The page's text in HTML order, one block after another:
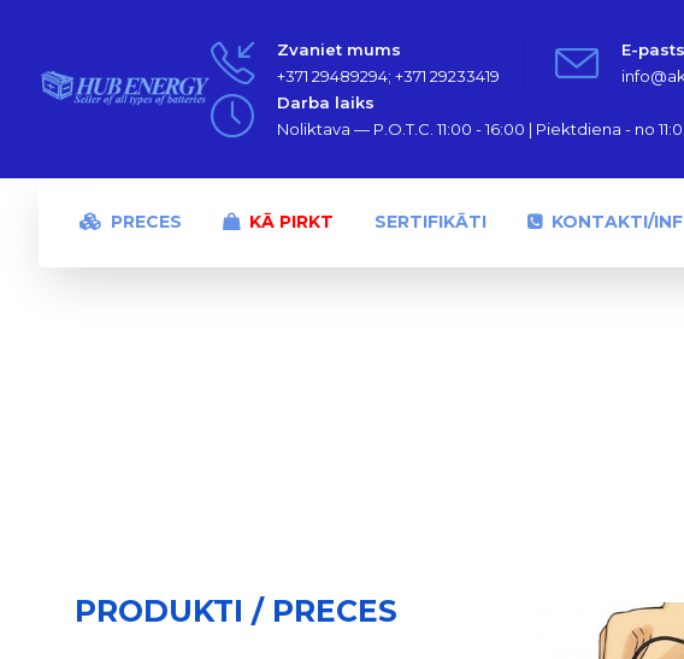
Zvaniet mums
+371 29489294; +371 29233419
E-pasts
Darba laiks
Noliktava — P.O.T.C. 11:00 - 16:00 | Piektdiena - no
PRECES KĀ PIRKT SERTIFIKĀTI KONTAKTI/
PRODUKTI / PRECES